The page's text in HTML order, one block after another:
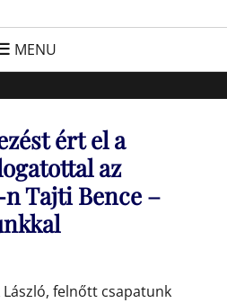
FC Hatvan
sportért!
MENU
ért el a
az
Tajti Bence –
felnőtt csapatunk